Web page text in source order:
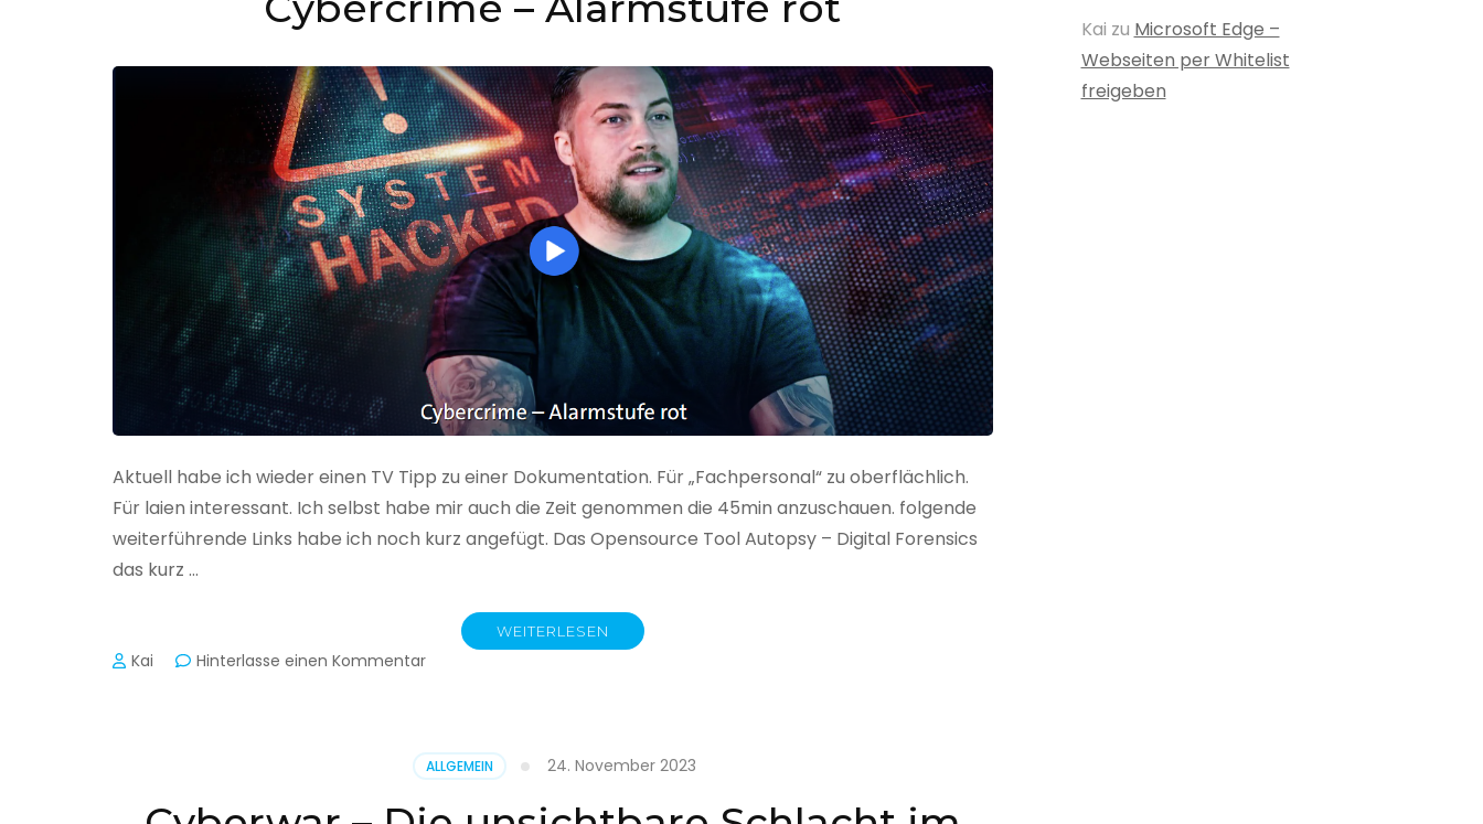
Aktuell habe ich wieder einen TV Tipp zu einer Dokumentation. Für „Fachpersonal“ zu oberflächlich.
Für laien interessant. Ich selbst habe mir auch die Zeit genommen die 45min anzuschauen. folgende
weiterführende Links habe ich noch kurz angefügt. Das Opensource Tool Autopsy – Digital Forensics
das kurz …
WEITERLESEN
Kai Hinterlasse einen Kommentarzu
rot
ALLGEMEIN 24. November 2023
Kai zu Microsoft Edge –
Webseiten per Whitelist
freigeben